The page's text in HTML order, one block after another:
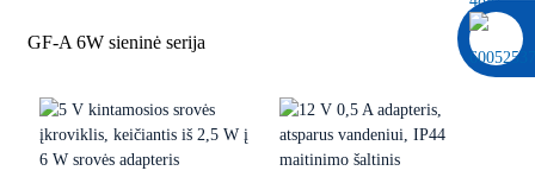
GF-A 6W sieninė serija